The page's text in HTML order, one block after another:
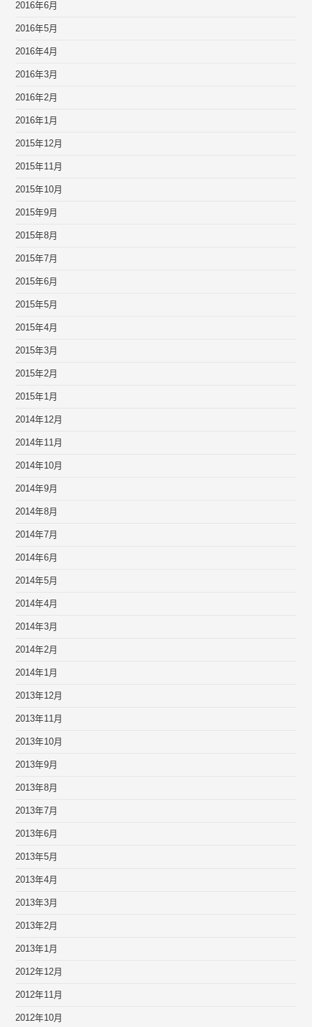
2016年6月
2016年5月
2016年4月
2016年3月
2016年2月
2016年1月
2015年12月
2015年11月
2015年10月
2015年9月
2015年8月
2015年7月
2015年6月
2015年5月
2015年4月
2015年3月
2015年2月
2015年1月
2014年12月
2014年11月
2014年10月
2014年9月
2014年8月
2014年7月
2014年6月
2014年5月
2014年4月
2014年3月
2014年2月
2014年1月
2013年12月
2013年11月
2013年10月
2013年9月
2013年8月
2013年7月
2013年6月
2013年5月
2013年4月
2013年3月
2013年2月
2013年1月
2012年12月
2012年11月
2012年10月